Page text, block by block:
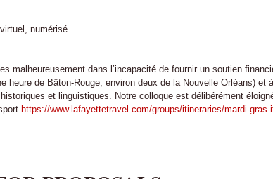
numérisé
malheureusement dans l’incapacité de fournir un soutien
de Bâton-Rouge; environ deux de la Nouvelle Orléans) et
et linguistiques. Notre colloque est délibérément
https://www.lafayettetravel.com/groups/itineraries/mardi-gras-